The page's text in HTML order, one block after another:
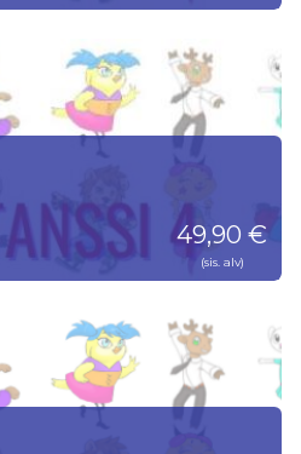
49,90 €
(sis. alv)